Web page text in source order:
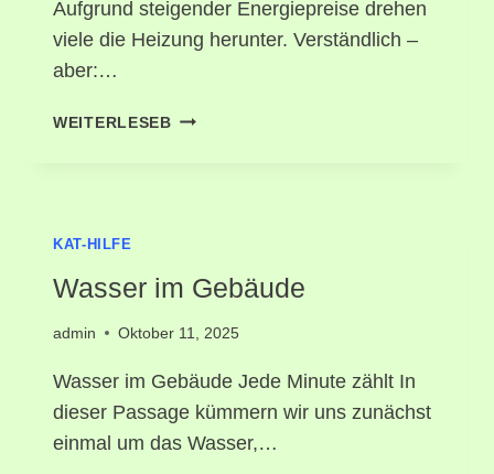
Aufgrund steigender Energiepreise drehen
viele die Heizung herunter. Verständlich –
aber:…
WEITERLESEB SCHIMMEL
KAT-HILFE
Wasser im Gebäude
admin Oktober 11, 2025
Wasser im Gebäude Jede Minute zählt In
dieser Passage kümmern wir uns zunächst
einmal um das Wasser,…